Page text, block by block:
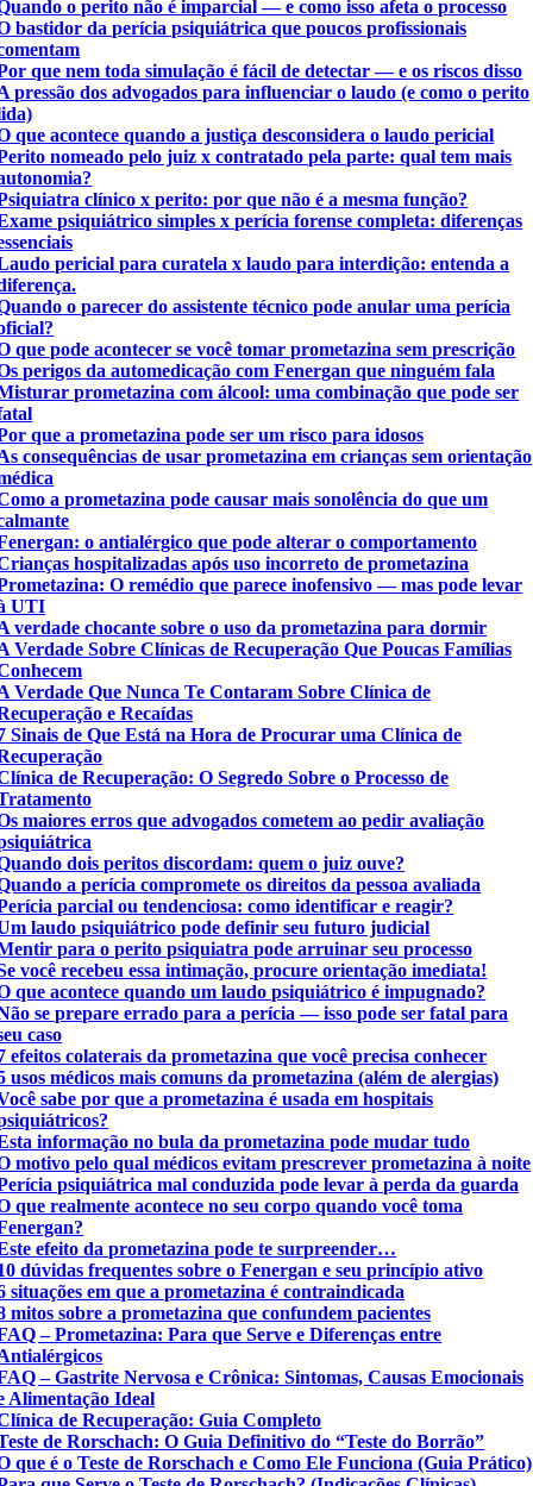
o perito não é imparcial — e como isso afeta o processo
bastidor da perícia psiquiátrica que poucos profissionais
que nem toda simulação é fácil de detectar — e os riscos disso
pressão dos advogados para influenciar o laudo (e como o perito
que acontece quando a justiça desconsidera o laudo pericial
nomeado pelo juiz x contratado pela parte: qual tem mais
clínico x perito: por que não é a mesma função?
psiquiátrico simples x perícia forense completa: diferenças
pericial para curatela x laudo para interdição: entenda a
o parecer do assistente técnico pode anular uma perícia
que pode acontecer se você tomar prometazina sem prescrição
perigos da automedicação com Fenergan que ninguém fala
prometazina com álcool: uma combinação que pode ser
que a prometazina pode ser um risco para idosos
consequências de usar prometazina em crianças sem orientação
a prometazina pode causar mais sonolência do que um
o antialérgico que pode alterar o comportamento
hospitalizadas após uso incorreto de prometazina
O remédio que parece inofensivo — mas pode levar
UTI
verdade chocante sobre o uso da prometazina para dormir
Verdade Sobre Clínicas de Recuperação Que Poucas Famílias
Verdade Que Nunca Te Contaram Sobre Clínica de
e Recaídas
Sinais de Que Está na Hora de Procurar uma Clínica de
de Recuperação: O Segredo Sobre o Processo de
maiores erros que advogados cometem ao pedir avaliação
dois peritos discordam: quem o juiz ouve?
a perícia compromete os direitos da pessoa avaliada
parcial ou tendenciosa: como identificar e reagir?
laudo psiquiátrico pode definir seu futuro judicial
para o perito psiquiatra pode arruinar seu processo
você recebeu essa intimação, procure orientação imediata!
que acontece quando um laudo psiquiátrico é impugnado?
se prepare errado para a perícia — isso pode ser fatal para
caso
efeitos colaterais da prometazina que você precisa conhecer
usos médicos mais comuns da prometazina (além de alergias)
sabe por que a prometazina é usada em hospitais
informação no bula da prometazina pode mudar tudo
motivo pelo qual médicos evitam prescrever prometazina à noite
psiquiátrica mal conduzida pode levar à perda da guarda
que realmente acontece no seu corpo quando você toma
efeito da prometazina pode te surpreender…
dúvidas frequentes sobre o Fenergan e seu princípio ativo
situações em que a prometazina é contraindicada
mitos sobre a prometazina que confundem pacientes
– Prometazina: Para que Serve e Diferenças entre
– Gastrite Nervosa e Crônica: Sintomas, Causas Emocionais
Alimentação Ideal
de Recuperação: Guia Completo
de Rorschach: O Guia Definitivo do “Teste do Borrão”
que é o Teste de Rorschach e Como Ele Funciona (Guia Prático)